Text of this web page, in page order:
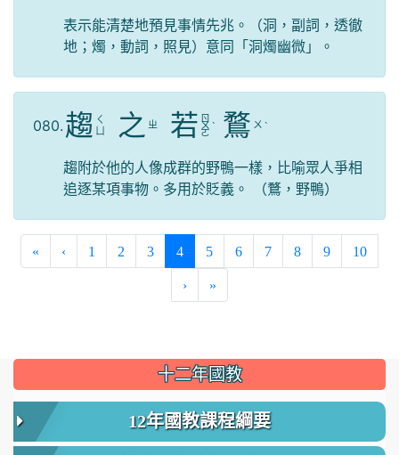
表示能清楚地預見事情先兆。（洞，副詞，透徹
地；燭，動詞，照見）意同「洞燭幽微」。
080. 趨 ㄑ
之 ㄓ 若 ㄖ
ㄨ
ㄛ
ˋ 鶩 ㄨ ˋ
趨附於他的人像成群的野鴨一樣，比喻眾人爭相
追逐某項事物。多用於貶義。 （鶩，野鴨）
« ‹ 1 2 3 4(current)
5 6 7 8 9 10
› »
::: 十二年國教
12年國教課程綱要